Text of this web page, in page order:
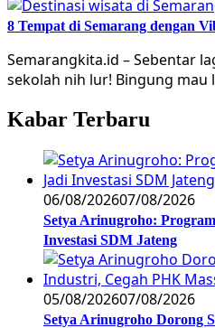
8 Tempat di Semarang dengan
Semarangkita.id – Sebentar
sekolah nih lur! Bingung
Kabar Terbaru
06/08/202607/08/2026
Setya Arinugroho:
Investasi SDM Jateng
05/08/202607/08/2026
Setya Arinugroho Dorong